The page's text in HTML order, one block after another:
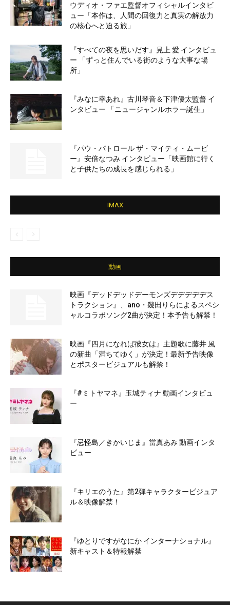
ウディオ・ファエ監督オフィシャルインタビ
ュー「本作は、人間の回復力と真実の解放力
の核心へと迫る旅」
『すべての夜を思いだす』見上 愛 インタビュ
ー 「ずっと住んでいる街のような大事な場
所」
『みなに幸あれ』古川琴音＆下津優太監督 イ
ンタビュー 「ニュージャンルホラー誕生」
『パウ・パトロール ザ・マイティ・ムービ
ー』安倍なつみ インタビュー「映画館に行く
と子供たちの成長を感じられる」
IMAX
動画
映画『デッドデッドデーモンズデデデデデス
トラクション』、ano・幾田りらによるスペシ
ャルコラボソング2曲が決定！本予告も解禁！
映画『四月になれば彼女は』主題歌に藤井 風
の新曲「満ちてゆく」が決定！最新予告映像
とポスタービジュアルも解禁！
『#ミトヤマネ』玉城ティナ 動画インタビュ
ー
『忌怪島／きかいじま』當真あみ 動画インタ
ビュー
『キリエのうた』第2弾キャラクタービジュア
ル＆映像解禁！
『ゆとりですがなにか インターナショナル』
新キャスト＆特報解禁